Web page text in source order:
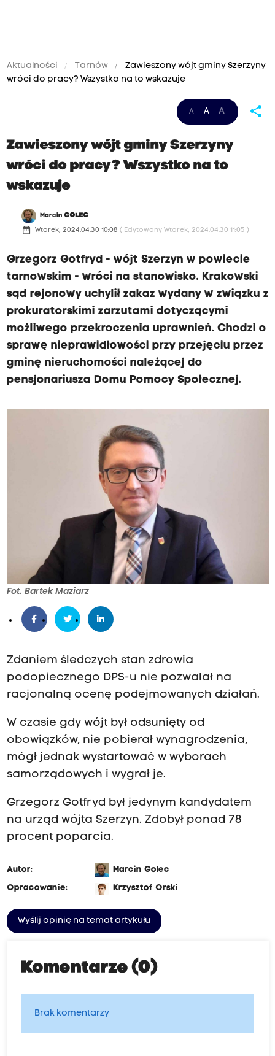
Aktualności Tarnów
Zawieszony wójt gminy Szerzyny
wróci do pracy? Wszystko na to wskazuje
A A A share
Zawieszony wójt gminy Szerzyny
wróci do pracy? Wszystko na to
wskazuje
MarcinGOLEC
date_range Wtorek, 2024.04.30 10:08 ( Edytowany Wtorek, 2024.04.30 11:05 )
Grzegorz Gotfryd - wójt Szerzyn w powiecie
tarnowskim - wróci na stanowisko. Krakowski
sąd rejonowy uchylił zakaz wydany w związku z
prokuratorskimi zarzutami dotyczącymi
możliwego przekroczenia uprawnień. Chodzi o
sprawę nieprawidłowości przy przejęciu przez
gminę nieruchomości należącej do
pensjonariusza Domu Pomocy Społecznej.
Fot. Bartek Maziarz
Zdaniem śledczych stan zdrowia
podopiecznego DPS-u nie pozwalał na
racjonalną ocenę podejmowanych działań.
W czasie gdy wójt był odsunięty od
obowiązków, nie pobierał wynagrodzenia,
mógł jednak wystartować w wyborach
samorządowych i wygrał je.
Grzegorz Gotfryd był jedynym kandydatem
na urząd wójta Szerzyn. Zdobył ponad 78
procent poparcia.
Autor:
Marcin Golec
Opracowanie:
Krzysztof Orski
Wyślij opinię na temat artykułu
Komentarze (0)
Brak komentarzy